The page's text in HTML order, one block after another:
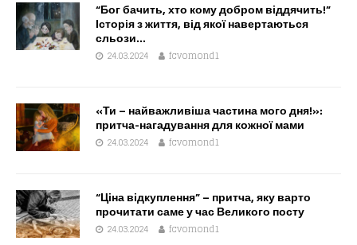
“Бог бачить, хто кому добром віддячить!”
Історія з життя, від якої навертаються
сльози…
24.03.2024 fcvomond1
«Ти – найважливіша частина мого дня!»:
притча-нагадування для кожної мами
24.03.2024 fcvomond1
“Ціна відкуплення” – притча, яку варто
прочитати саме у час Великого посту
24.03.2024 fcvomond1